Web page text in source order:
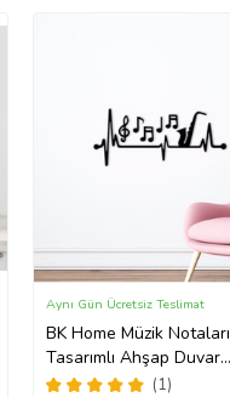
BK Home Müzik Notaları
Tasarımlı Ahşap Duvar
Süsü-9 (Siyah)(1)
Aynı Gün Ücretsiz Teslimat